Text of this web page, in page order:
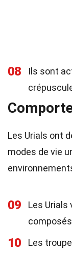
08
Ils sont
Les Urials ont
modes de vie
09
Les Urials
10
Les